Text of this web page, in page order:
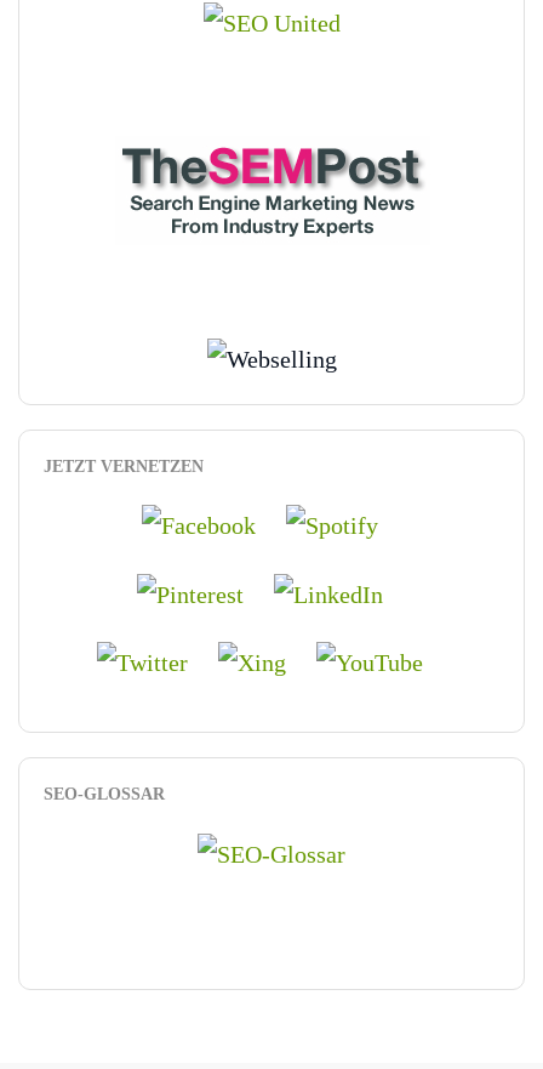
JETZT VERNETZEN
SEO-GLOSSAR